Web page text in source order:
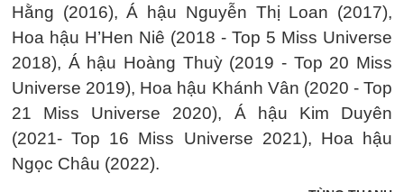
Hằng (2016), Á hậu Nguyễn Thị Loan (2017),
Hoa hậu H’Hen Niê (2018 - Top 5 Miss Universe
2018), Á hậu Hoàng Thuỳ (2019 - Top 20 Miss
Universe 2019), Hoa hậu Khánh Vân (2020 - Top
21 Miss Universe 2020), Á hậu Kim Duyên
(2021- Top 16 Miss Universe 2021), Hoa hậu
Ngọc Châu (2022).